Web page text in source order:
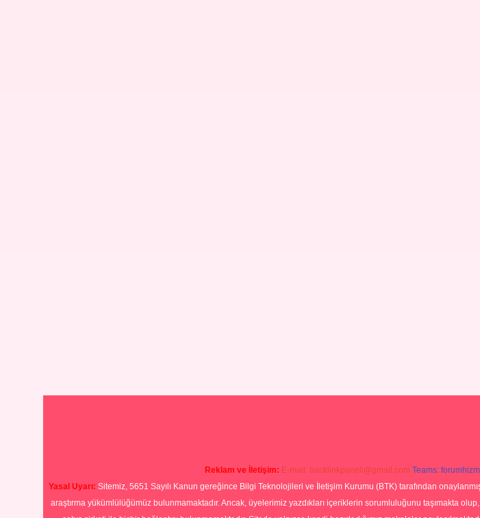
Reklam ve İletişim: E-mail: backlinkpaneli@gmail.com Teams:
Yasal Uyarı: Sitemiz, 5651 Sayılı Kanun gereğince Bilgi Teknolojileri ve İletişim Kurumu (BTK) tarafından
araştırma yükümlülüğümüz bulunmamaktadır. Ancak, üyelerimiz yazdıkları içeriklerin sorumluluğunu taşımakta